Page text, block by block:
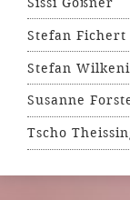
Stefan Fichert
Stefan
Susanne
Tscho